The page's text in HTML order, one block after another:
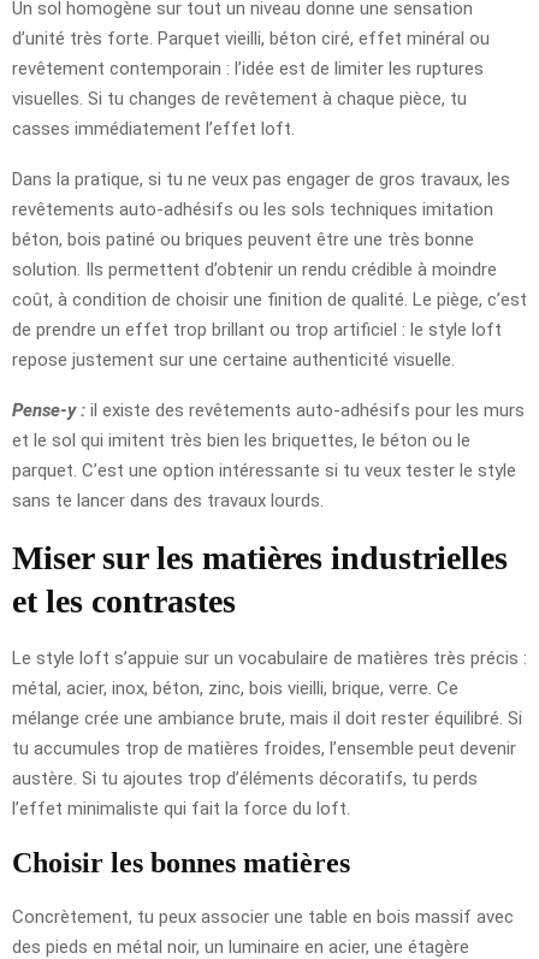
Un sol homogène sur tout un niveau donne une sensation
d’unité très forte. Parquet vieilli, béton ciré, effet minéral ou
revêtement contemporain : l’idée est de limiter les ruptures
visuelles. Si tu changes de revêtement à chaque pièce, tu
casses immédiatement l’effet loft.
Dans la pratique, si tu ne veux pas engager de gros travaux, les
revêtements auto-adhésifs ou les sols techniques imitation
béton, bois patiné ou briques peuvent être une très bonne
solution. Ils permettent d’obtenir un rendu crédible à moindre
coût, à condition de choisir une finition de qualité. Le piège, c’est
de prendre un effet trop brillant ou trop artificiel : le style loft
repose justement sur une certaine authenticité visuelle.
Pense-y : il existe des revêtements auto-adhésifs pour les murs
et le sol qui imitent très bien les briquettes, le béton ou le
parquet. C’est une option intéressante si tu veux tester le style
sans te lancer dans des travaux lourds.
Miser sur les matières industrielles
et les contrastes
Le style loft s’appuie sur un vocabulaire de matières très précis :
métal, acier, inox, béton, zinc, bois vieilli, brique, verre. Ce
mélange crée une ambiance brute, mais il doit rester équilibré. Si
tu accumules trop de matières froides, l’ensemble peut devenir
austère. Si tu ajoutes trop d’éléments décoratifs, tu perds
l’effet minimaliste qui fait la force du loft.
Choisir les bonnes matières
Concrètement, tu peux associer une table en bois massif avec
des pieds en métal noir, un luminaire en acier, une étagère